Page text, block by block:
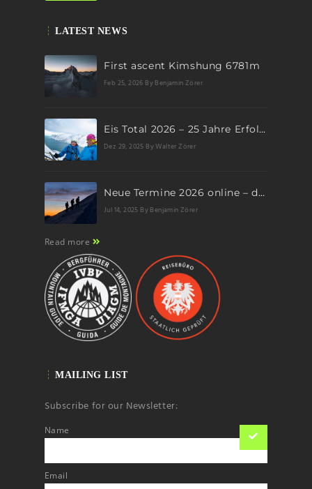
LATEST NEWS
First ascent Kimshung 6781m
Feb 25, 2026 By Benjamin Zörer
Eis Total 2026 – 25 Jahre Erfolgsgeschichte im steilen Eis
Dez 29, 2025 By Walter Zörer
Neue Termine 2026 online – dein nächstes Abenteuer wartet!
Jul 14, 2025 By Benjamin Zörer
Read more
MAILING LIST
Subscribe for our Newsletter:
Name
Email